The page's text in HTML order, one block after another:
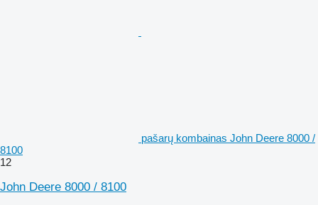
pašarų kombainas John Deere 8000 /
8100
12
John Deere 8000 / 8100